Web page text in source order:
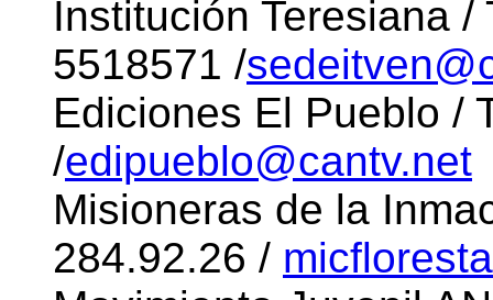
Institución Teresiana
5518571 /
Ediciones El Pueblo /
/edipueblo@cantv.net
Misioneras de la
284.92.26 /